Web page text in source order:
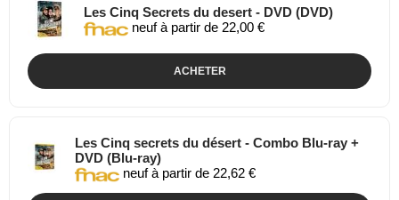
Les Cinq Secrets du desert - DVD (DVD)
neuf à partir de 22,00 €
ACHETER
Les Cinq secrets du désert - Combo Blu-ray +
DVD (Blu-ray)
neuf à partir de 22,62 €